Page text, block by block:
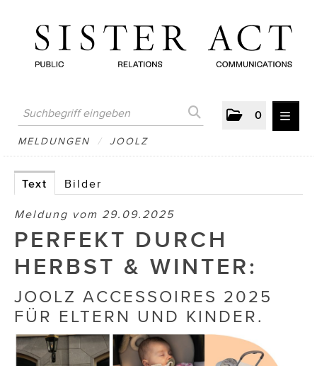
0
MELDUNGEN
AUSTRIAN PRESS DAY
ATELIER FĒ.
CUBE
Die Dudlerei
MELDUNGEN / JOOLZ
Text Bilder
Meldung vom 29.09.2025
PERFEKT DURCH
HERBST & WINTER:
JOOLZ ACCESSOIRES 2025
FÜR ELTERN UND KINDER.